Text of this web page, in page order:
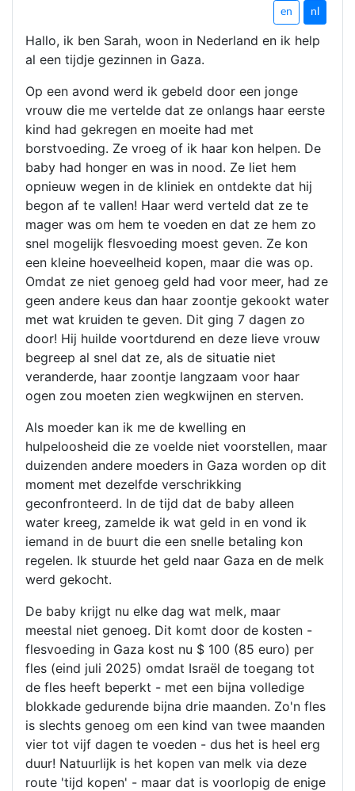
en nl
Hallo, ik ben Sarah, woon in Nederland en ik help
al een tijdje gezinnen in Gaza.
Op een avond werd ik gebeld door een jonge
vrouw die me vertelde dat ze onlangs haar eerste
kind had gekregen en moeite had met
borstvoeding. Ze vroeg of ik haar kon helpen. De
baby had honger en was in nood. Ze liet hem
opnieuw wegen in de kliniek en ontdekte dat hij
begon af te vallen! Haar werd verteld dat ze te
mager was om hem te voeden en dat ze hem zo
snel mogelijk flesvoeding moest geven. Ze kon
een kleine hoeveelheid kopen, maar die was op.
Omdat ze niet genoeg geld had voor meer, had ze
geen andere keus dan haar zoontje gekookt water
met wat kruiden te geven. Dit ging 7 dagen zo
door! Hij huilde voortdurend en deze lieve vrouw
begreep al snel dat ze, als de situatie niet
veranderde, haar zoontje langzaam voor haar
ogen zou moeten zien wegkwijnen en sterven.
Als moeder kan ik me de kwelling en
hulpeloosheid die ze voelde niet voorstellen, maar
duizenden andere moeders in Gaza worden op dit
moment met dezelfde verschrikking
geconfronteerd. In de tijd dat de baby alleen
water kreeg, zamelde ik wat geld in en vond ik
iemand in de buurt die een snelle betaling kon
regelen. Ik stuurde het geld naar Gaza en de melk
werd gekocht.
De baby krijgt nu elke dag wat melk, maar
meestal niet genoeg. Dit komt door de kosten -
flesvoeding in Gaza kost nu $ 100 (85 euro) per
fles (eind juli 2025) omdat Israël de toegang tot
de fles heeft beperkt - met een bijna volledige
blokkade gedurende bijna drie maanden. Zo'n fles
is slechts genoeg om een kind van twee maanden
vier tot vijf dagen te voeden - dus het is heel erg
duur! Natuurlijk is het kopen van melk via deze
route 'tijd kopen' - maar dat is voorlopig de enige